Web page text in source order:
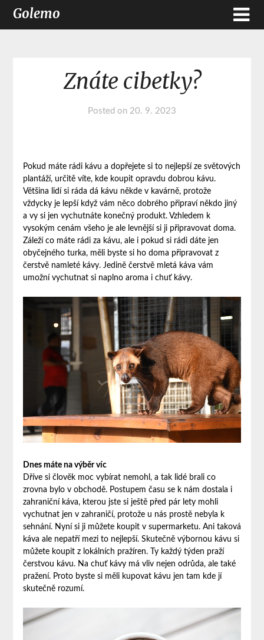
Golemo
Znáte cibetky?
Posted on 20. 9. 2023
Pokud máte rádi kávu a dopřejete si to nejlepší ze světových
plantáží, určitě víte, kde koupit opravdu dobrou kávu.
Většina lidí si ráda dá kávu někde v kavárně, protože
vždycky je lepší když vám něco dobrého připraví někdo jiný
a vy si jen vychutnáte konečný produkt. Vzhledem k
vysokým cenám všeho je ale levnější si ji připravovat doma.
Záleží co máte rádi za kávu, ale i pokud si rádi dáte jen
obyčejného turka, měli byste si ho doma připravovat z
čerstvě namleté kávy. Jedině čerstvě mletá káva vám
umožní vychutnat si naplno aroma i chuť kávy.
Dnes máte na výběr víc
Dříve si člověk moc vybírat nemohl, a tak lidé brali co
zrovna bylo v obchodě. Postupem času se k nám dostala i
zahraniční káva, kterou jste si ještě před pár lety mohli
vychutnat jen v zahraničí, protože u nás prostě nebyla k
sehnání. Nyní si ji můžete koupit v supermarketu. Ani taková
káva ale nepatří mezi to nejlepší. Skutečně výbornou kávu si
můžete koupit z lokálních pražíren. Ty každý týden praží
čerstvou kávu. Na chuť kávy má vliv nejen odrůda, ale také
pražení. Proto byste si měli kupovat kávu jen tam kde jí
skutečně rozumí.